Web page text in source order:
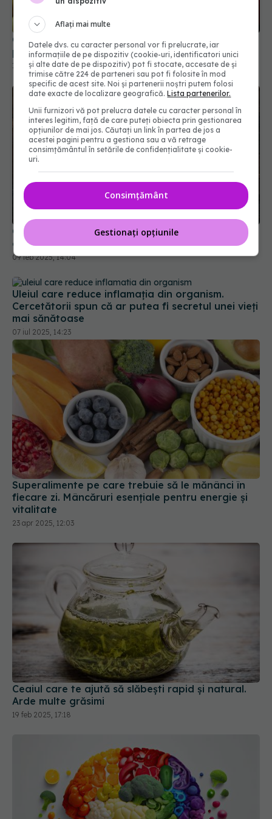
O legumă comună ar putea reduce glicemia cu
până la 50%. E de mare ajutor pentru diabetici
14 mar 2025, 17:12
Consumul de cuișoare, beneficii. 11 motive pentru
care să le incluzi în dieta zilnică
09 feb 2025, 14:04
Uleiul care reduce inflamația din organism.
Cercetătorii spun că ar putea fi secretul unei vieți
mai sănătoase
07 iul 2025, 14:23
Superalimente pe care trebuie să le mănânci în
fiecare zi. Mâncăruri esențiale pentru energie și
vitalitate
23 apr 2025, 12:03
Ceaiul care te ajută să slăbești rapid și natural.
Arde multe grăsimi
19 feb 2025, 17:18
Aflați mai multe
Datele dvs. cu caracter personal vor fi prelucrate, iar
informațiile de pe dispozitiv (cookie-uri, identificatori unici
și alte date de pe dispozitiv) pot fi stocate, accesate de și
trimise către 224 de parteneri sau pot fi folosite în mod
specific de acest site. Noi și partenerii noștri putem folosi
date exacte de localizare geografică.Lista partenerilor.
Unii furnizori vă pot prelucra datele cu caracter personal în
interes legitim, față de care puteți obiecta prin gestionarea
opțiunilor de mai jos. Căutați un link în partea de jos a
acestei pagini pentru a gestiona sau a vă retrage
consimțământul în setările de confidențialitate și cookie-
uri.
Consimțământ
Gestionați opțiunile